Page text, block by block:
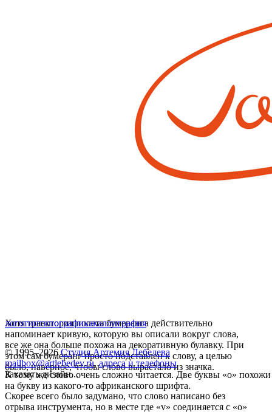
Хотя траектория полета бумеранга действительно
напоминает кривую, которую вы описали вокруг слова,
все же она больше похожа на декоративную булавку. При
этом сам бумеранг просто подставлен к слову, а целью
было, наверное, чтобы слово вырастало из значка.
К тому же слово очень сложно читается. Две буквы «о» похожи
на букву из какого-то африканского шрифта.
Скорее всего было задумано, что слово написано без
отрыва инструмента, но в месте где «v» соединяется с «о»
логотиптипографикакаллиграфия
© 1995–2026 Студия Артемия Лебедева
mailbox@artlebedev.ru, адреса и телефоны
Заказать дизайн...